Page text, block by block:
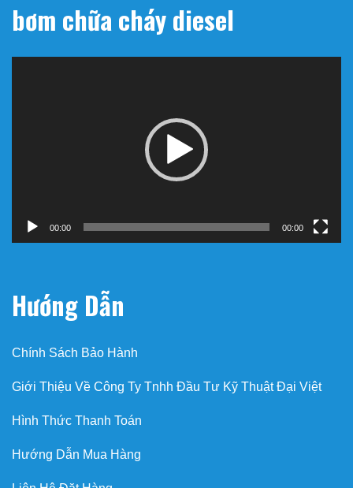
bơm chữa cháy diesel
00:00 00:00
Hướng Dẫn
Chính Sách Bảo Hành
Giới Thiệu Về Công Ty Tnhh Đầu Tư Kỹ Thuật Đại Việt
Hình Thức Thanh Toán
Hướng Dẫn Mua Hàng